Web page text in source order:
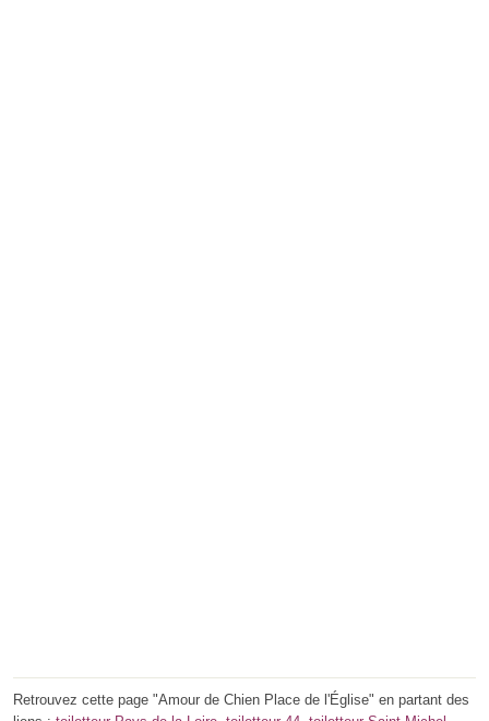
Retrouvez cette page "Amour de Chien Place de l'Église" en partant des